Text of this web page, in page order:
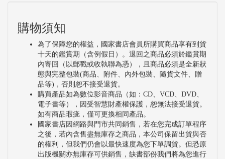
購物須知
為了保障您的權益，國家書店會員所購買商品享有到貨
十天的鑑賞期（含例假日）。退回之商品必須於鑑賞期
內寄回（以郵戳或收執聯為憑），且商品必須是全新狀
態與完整包裝(商品、附件、內外包裝、隨貨文件、贈
品等)，否則恕不接受退貨。
購買產品如為數位影音商品（如：CD、VCD、DVD、
電子書等），因受智慧財產權保護，恕無法接受退貨。
如有商品瑕疵，僅可更換相同產品。
國家書店因網路與門市共同銷售，若在您完成訂單程序
之後，若內含售盡無庫存之商品，本公司保留出貨與否
的權利，但我們仍會以最快速度為您下單調貨。但恐原
出版機關亦無庫存可供銷售，缺書部份我們將為您進行